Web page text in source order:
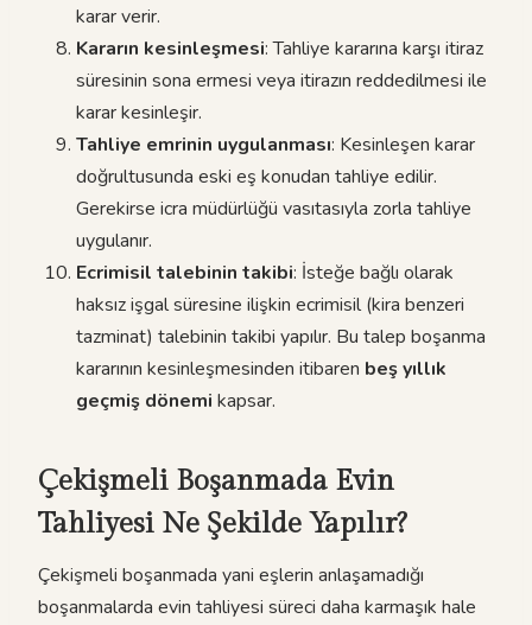
karar verir.
Kararın kesinleşmesi: Tahliye kararına karşı itiraz
süresinin sona ermesi veya itirazın reddedilmesi ile
karar kesinleşir.
Tahliye emrinin uygulanması: Kesinleşen karar
doğrultusunda eski eş konudan tahliye edilir.
Gerekirse icra müdürlüğü vasıtasıyla zorla tahliye
uygulanır.
Ecrimisil talebinin takibi: İsteğe bağlı olarak
haksız işgal süresine ilişkin ecrimisil (kira benzeri
tazminat) talebinin takibi yapılır. Bu talep boşanma
kararının kesinleşmesinden itibaren beş yıllık
geçmiş dönemi kapsar.
Çekişmeli Boşanmada Evin
Tahliyesi Ne Şekilde Yapılır?
Çekişmeli boşanmada yani eşlerin anlaşamadığı
boşanmalarda evin tahliyesi süreci daha karmaşık hale